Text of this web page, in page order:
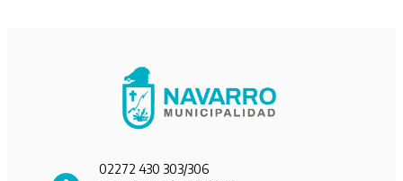
02272 430 303/306